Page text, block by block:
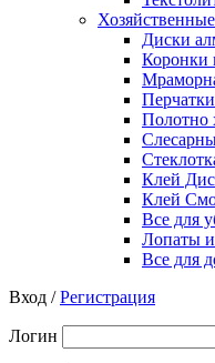
Диски
Коронки
Полотно
Клей
Клей
Все для
Лопаты
Все для
Вход /Регистрация
Логин